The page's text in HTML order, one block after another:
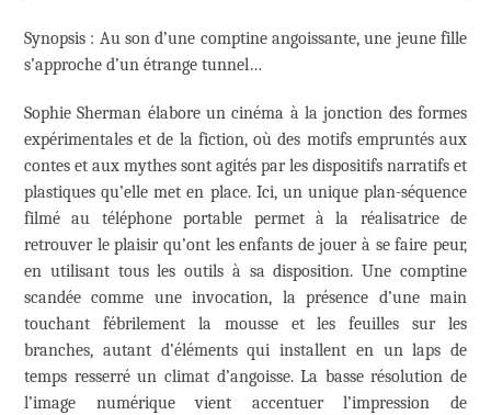
Synopsis : Au son d’une comptine angoissante, une jeune fille
s’approche d’un étrange tunnel…
Sophie Sherman élabore un cinéma à la jonction des formes
expérimentales et de la fiction, où des motifs empruntés aux
contes et aux mythes sont agités par les dispositifs narratifs et
plastiques qu’elle met en place. Ici, un unique plan­-séquence
filmé au téléphone portable permet à la réalisatrice de
retrouver le plaisir qu’ont les enfants de jouer à se faire peur,
en utilisant tous les outils à sa disposition. Une comptine
scandée comme une invocation, la présence d’une main
touchant fébrilement la mousse et les feuilles sur les
branches, autant d’éléments qui installent en un laps de
temps resserré un climat d’angoisse. La basse résolution de
l’image numérique vient accentuer l’impression de